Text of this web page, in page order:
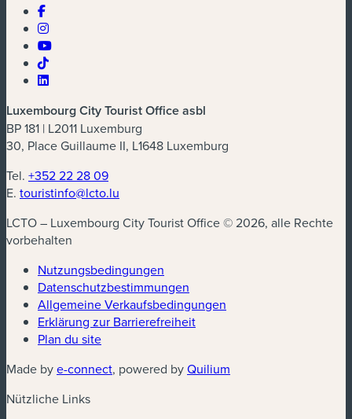
Luxembourg City Tourist Office asbl
BP 181 | L2011 Luxemburg
30, Place Guillaume II, L1648 Luxemburg
Tel. +352 22 28 09
E. touristinfo@lcto.lu
LCTO – Luxembourg City Tourist Office © 2026, alle Rechte
vorbehalten
Nutzungsbedingungen
Datenschutzbestimmungen
Allgemeine Verkaufsbedingungen
Erklärung zur Barrierefreiheit
Plan du site
Made bye-connect(neues Fenster)
, powered byQuilium
Nützliche Links